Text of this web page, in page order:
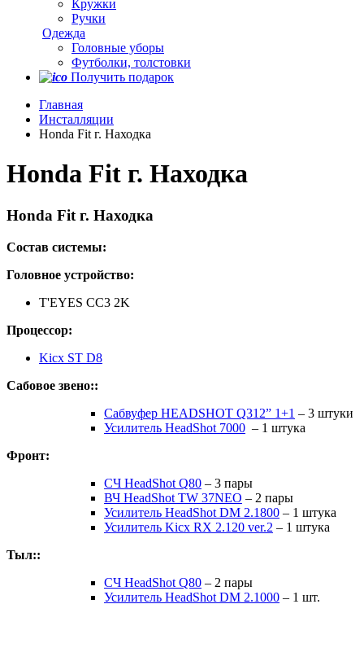
Кружки
Ручки
Одежда
Головные уборы
Футболки, толстовки
Получить подарок
Главная
Инсталляции
Honda Fit г. Находка
Honda Fit г. Находка
Honda Fit г. Находка
Состав cистемы:
Головное устройство:
T'EYES CC3 2K
Процессор:
Kicx ST D8
Сабовое звено::
Сабвуфер HEADSHOT Q312” 1+1 – 3 штуки
Усилитель HeadShot 7000 – 1 штука
Фронт:
СЧ HeadShot Q80 – 3 пары
ВЧ HeadShot TW 37NEO – 2 пары
Усилитель HeadShot DM 2.1800 – 1 штука
Усилитель Kicx RX 2.120 ver.2 – 1 штука
Тыл::
СЧ HeadShot Q80 – 2 пары
Усилитель HeadShot DM 2.1000 – 1 шт.